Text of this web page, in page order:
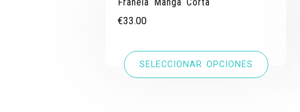
€33.00
SELECCIONAR OPCIONES